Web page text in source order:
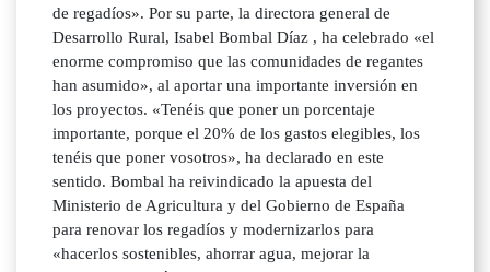
de regadíos». Por su parte, la directora general de
Desarrollo Rural, Isabel Bombal Díaz , ha celebrado «el
enorme compromiso que las comunidades de regantes
han asumido», al aportar una importante inversión en
los proyectos. «Tenéis que poner un porcentaje
importante, porque el 20% de los gastos elegibles, los
tenéis que poner vosotros», ha declarado en este
sentido. Bombal ha reivindicado la apuesta del
Ministerio de Agricultura y del Gobierno de España
para renovar los regadíos y modernizarlos para
«hacerlos sostenibles, ahorrar agua, mejorar la